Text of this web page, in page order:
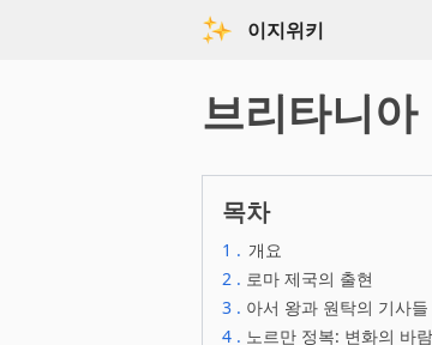
이지위키
브리타니아
목차
1 . 개요
2 . 로마 제국의 출현
3 . 아서 왕과 원탁의 기사들
4 . 노르만 정복: 변화의 바람